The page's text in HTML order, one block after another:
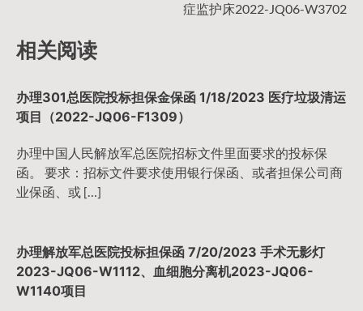
症监护床2022-JQ06-W3702
相关阅读
办理301总医院投标担保金保函 1/18/2023 医疗垃圾清运
项目（2022-JQ06-F1309）
办理中国人民解放军总医院招标文件里面要求的投标保
函。 要求：招标文件要求使用银行保函、或者担保公司商
业保函、或 […]
办理解放军总医院投标担保函 7/20/2023 手术无影灯
2023-JQ06-W1112、血细胞分离机2023-JQ06-
W1140项目